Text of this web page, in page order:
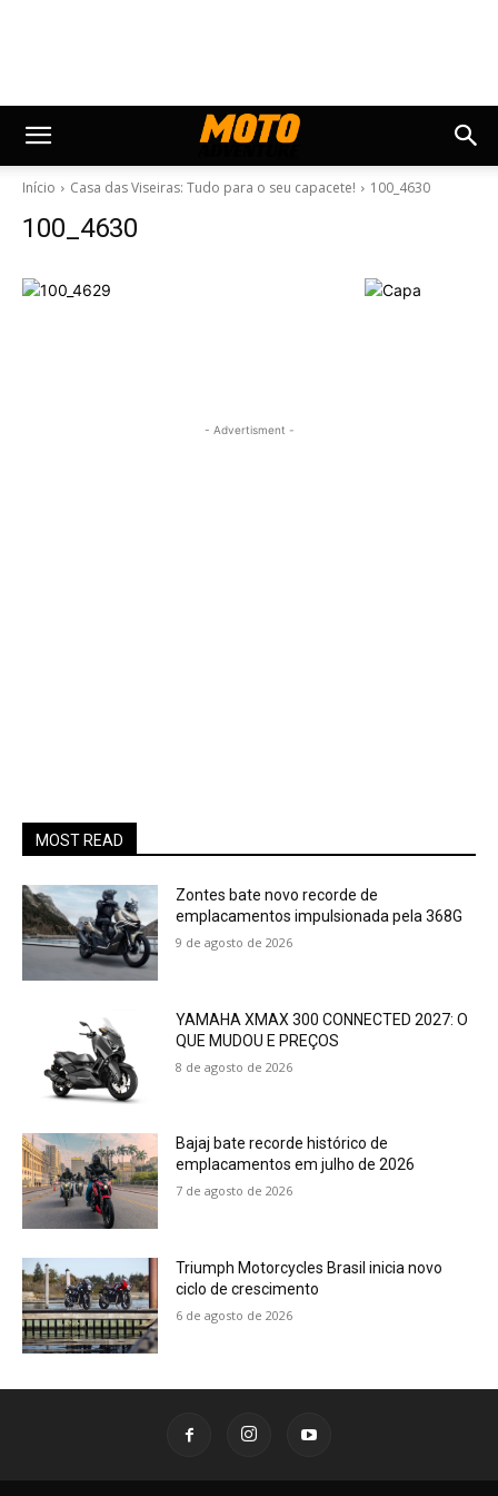
Início Casa das Viseiras: Tudo para o seu capacete! 100_4630
100_4630
- Advertisment -
MOST READ
Zontes bate novo recorde de
emplacamentos impulsionada pela 368G
9 de agosto de 2026
YAMAHA XMAX 300 CONNECTED 2027: O
QUE MUDOU E PREÇOS
8 de agosto de 2026
Bajaj bate recorde histórico de
emplacamentos em julho de 2026
7 de agosto de 2026
Triumph Motorcycles Brasil inicia novo
ciclo de crescimento
6 de agosto de 2026